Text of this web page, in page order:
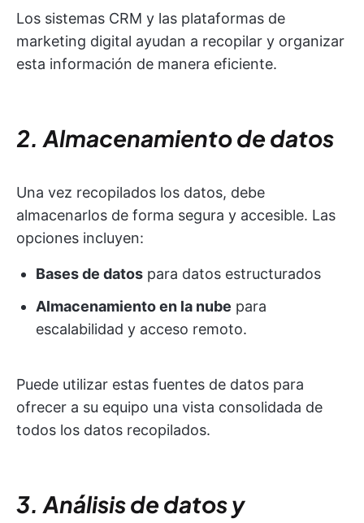
Los sistemas CRM y las plataformas de
marketing digital ayudan a recopilar y organizar
esta información de manera eficiente.
2. Almacenamiento de datos
Una vez recopilados los datos, debe
almacenarlos de forma segura y accesible. Las
opciones incluyen:
Bases de datos para datos estructurados
Almacenamiento en la nube para
escalabilidad y acceso remoto.
Puede utilizar estas fuentes de datos para
ofrecer a su equipo una vista consolidada de
todos los datos recopilados.
3. Análisis de datos y